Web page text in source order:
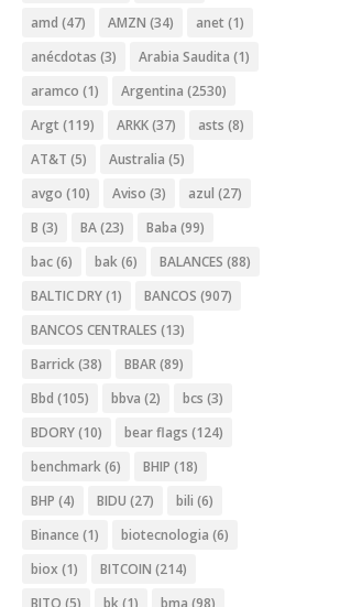
amd (47) AMZN (34) anet (1)
anécdotas (3) Arabia Saudita (1)
aramco (1) Argentina (2530)
Argt (119) ARKK(37) asts (8)
AT&T (5) Australia (5)
avgo (10) Aviso (3) azul (27)
B (3) BA(23) Baba (99)
bac(6) bak(6) BALANCES (88)
BALTIC DRY(1) BANCOS (907)
BANCOS CENTRALES (13)
Barrick(38) BBAR(89)
Bbd (105) bbva (2) bcs (3)
BDORY(10) bear flags (124)
benchmark(6) BHIP (18)
BHP (4) BIDU (27) bili (6)
Binance (1) biotecnologia (6)
biox (1) BITCOIN (214)